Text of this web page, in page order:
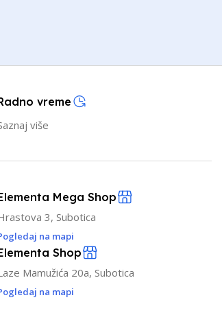
vreme
više
Mega Shop
3, Subotica
na mapi
Shop
Mamužića 20a, Subotica
na mapi